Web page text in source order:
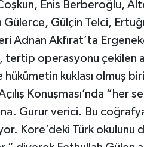
Enis Berberoğlu,
Gülçin Telci,
Adnan Akfırat’ta
tertip operasyonu çekilen
kuklası olmuş
Konuşması’nda “her
Gurur verici. Bu
Kore’deki Türk okulunu